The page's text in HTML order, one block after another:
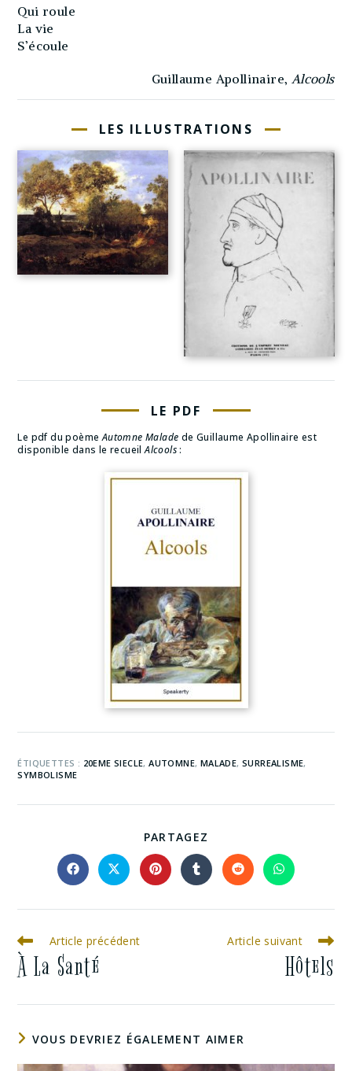
Qui roule
La vie
S’écoule
Guillaume Apollinaire, Alcools
LES ILLUSTRATIONS
LE PDF
Le pdf du poèmeAutomne Malade de Guillaume Apollinaire est
disponible dans le recueilAlcools:
ÉTIQUETTES : 20EME SIECLE, AUTOMNE, MALADE, SURREALISME,
SYMBOLISME
PARTAGEZ
Article précédent
À La Santé
Article suivant
Hôtels
VOUS DEVRIEZ ÉGALEMENT AIMER